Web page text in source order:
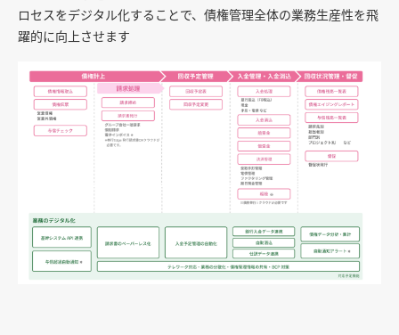
ロセスをデジタル化することで、債権管理全体の業務生産性を飛
躍的に向上させます